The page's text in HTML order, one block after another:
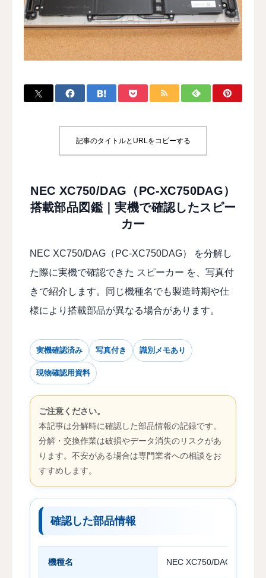
記事のタイトルとURLをコピーする
NEC XC750/DAG（PC-XC750DAG）
搭載部品図鑑｜実機で確認したスピー
カー
NEC XC750/DAG（PC-XC750DAG） を分解し
た際に実機で確認できた スピーカー を、写真付
きで紹介します。同じ機種名でも製造時期や仕
様により搭載部品が異なる場合があります。
実機確認済み 写真付き 識別メモあり
現物確認用資料
ご注意ください。
本記事は分解時に確認した部品情報の記録です。
分解・交換作業は破損やデータ消失のリスクがあ
ります。不安がある場合は専門業者への相談をお
すすめします。
確認した部品情報
機種名 NEC XC750/DAG（PC-
修理事例データベース
分解・修理チャンネル